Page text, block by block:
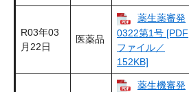
R03年03
月22日
医薬品
薬生薬審発
0322第1号 [PDF
ファイル／
152KB]
薬生機審発